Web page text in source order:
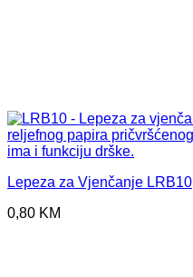
Lepeza za Vjenčanje LRB10
0,80 KM